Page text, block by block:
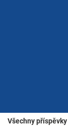
Všechny příspěvky